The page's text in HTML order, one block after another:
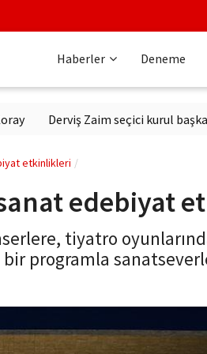
Haberler Deneme
Derviş Zaim seçici kurul başkanı oldu
etkinlikleri
edebiyat
tiyatro
programla